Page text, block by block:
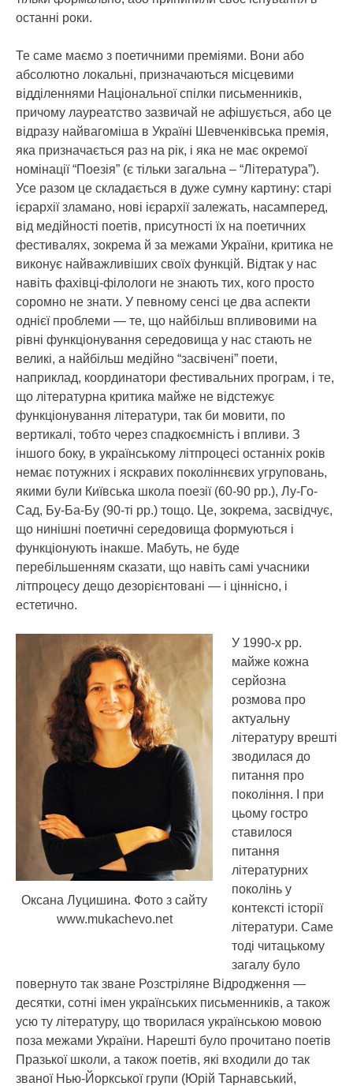
останні роки.
Те саме маємо з поетичними преміями. Вони або
абсолютно локальні, призначаються місцевими
відділеннями Національної спілки письменників,
причому лауреатство зазвичай не афішується, або це
відразу найвагоміша в Україні Шевченківська премія,
яка призначається раз на рік, і яка не має окремої
номінації “Поезія” (є тільки загальна – “Література”).
Усе разом це складається в дуже сумну картину: старі
ієрархії зламано, нові ієрархії залежать, насамперед,
від медійності поетів, присутності їх на поетичних
фестивалях, зокрема й за межами України, критика не
виконує найважливіших своїх функцій. Відтак у нас
навіть фахівці-філологи не знають тих, кого просто
соромно не знати. У певному сенсі це два аспекти
однієї проблеми — те, що найбільш впливовими на
рівні функціонування середовища у нас стають не
великі, а найбільш медійно “засвічені” поети,
наприклад, координатори фестивальних програм, і те,
що літературна критика майже не відстежує
функціонування літератури, так би мовити, по
вертикалі, тобто через спадкоємність і впливи. З
іншого боку, в українському літпроцесі останніх років
немає потужних і яскравих поколіннєвих угруповань,
якими були Київська школа поезії (60-90 рр.), Лу-Го-
Сад, Бу-Ба-Бу (90-ті рр.) тощо. Це, зокрема, засвідчує,
що нинішні поетичні середовища формуються і
функціонують інакше. Мабуть, не буде
перебільшенням сказати, що навіть самі учасники
літпроцесу дещо дезорієнтовані — і ціннісно, і
естетично.
Оксана Луцишина. Фото з сайту
www.mukachevo.net
У 1990-х рр.
майже кожна
серйозна
розмова про
актуальну
літературу врешті
зводилася до
питання про
покоління. І при
цьому гостро
ставилося
питання
літературних
поколінь у
контексті історії
літератури. Саме
тоді читацькому
загалу було
повернуто так зване Розстріляне Відродження —
десятки, сотні імен українських письменників, а також
усю ту літературу, що творилася українською мовою
поза межами України. Нарешті було прочитано поетів
Празької школи, а також поетів, які входили до так
званої Нью-Йоркської групи (Юрій Тарнавський,